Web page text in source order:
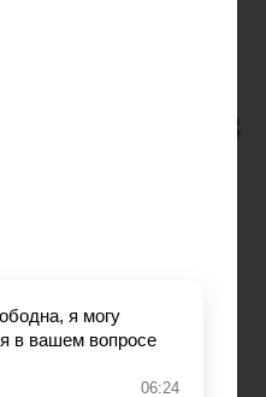
+7 812 467 34 68
квартиру из
в пользу